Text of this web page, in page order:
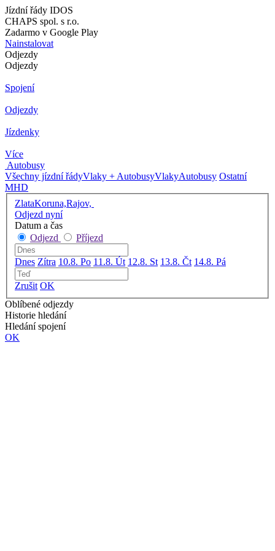
Jízdní řády IDOS
CHAPS spol. s r.o.
Zadarmo v Google Play
Nainstalovat
Odjezdy
Odjezdy
Spojení
Odjezdy
Jízdenky
Více
Autobusy
Všechny jízdní řádyVlaky + AutobusyVlakyAutobusy Ostatní
MHD
ZlataKoruna,Rajov,
Odjezd nyní
Datum a čas
Odjezd
Příjezd
Dnes Zítra 10.8. Po 11.8. Út 12.8. St 13.8. Čt 14.8. Pá
Zrušit OK
Oblíbené odjezdy
Historie hledání
Hledání spojení
OK